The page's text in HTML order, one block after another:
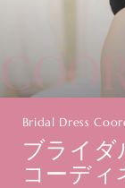
Bridal Dress
ブライダ
コーディ